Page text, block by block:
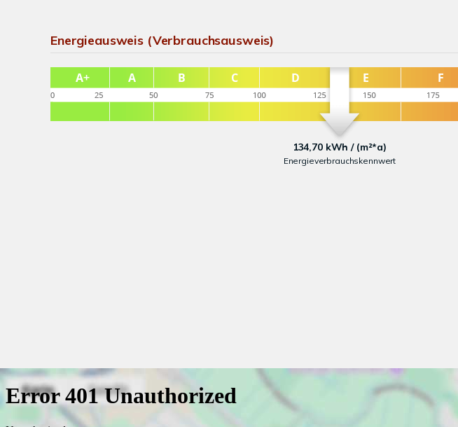
Energieausweis (Verbrauchsausweis)
134,70 kWh / (m²*a)
Energieverbrauchskennwert